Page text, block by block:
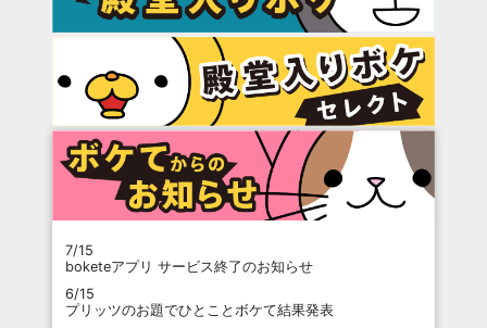
7/15
boketeアプリ サービス終了のお知らせ
6/15
プリッツのお題でひとことボケて結果発表